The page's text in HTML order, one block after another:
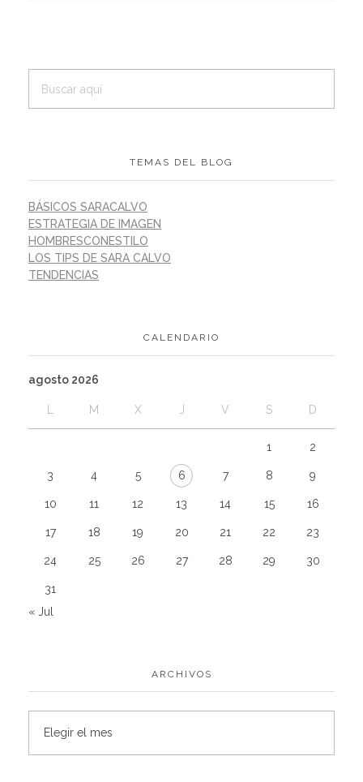
TEMAS DEL BLOG
BÁSICOS SARACALVO
ESTRATEGIA DE IMAGEN
HOMBRESCONESTILO
LOS TIPS DE SARA CALVO
TENDENCIAS
CALENDARIO
agosto 2026
M X J V S D
1 2
3 4 5 6 7 8 9
10 11 12 13 14 15 16
17 18 19 20 21 22 23
24 25 26 27 28 29 30
31
« Jul
ARCHIVOS